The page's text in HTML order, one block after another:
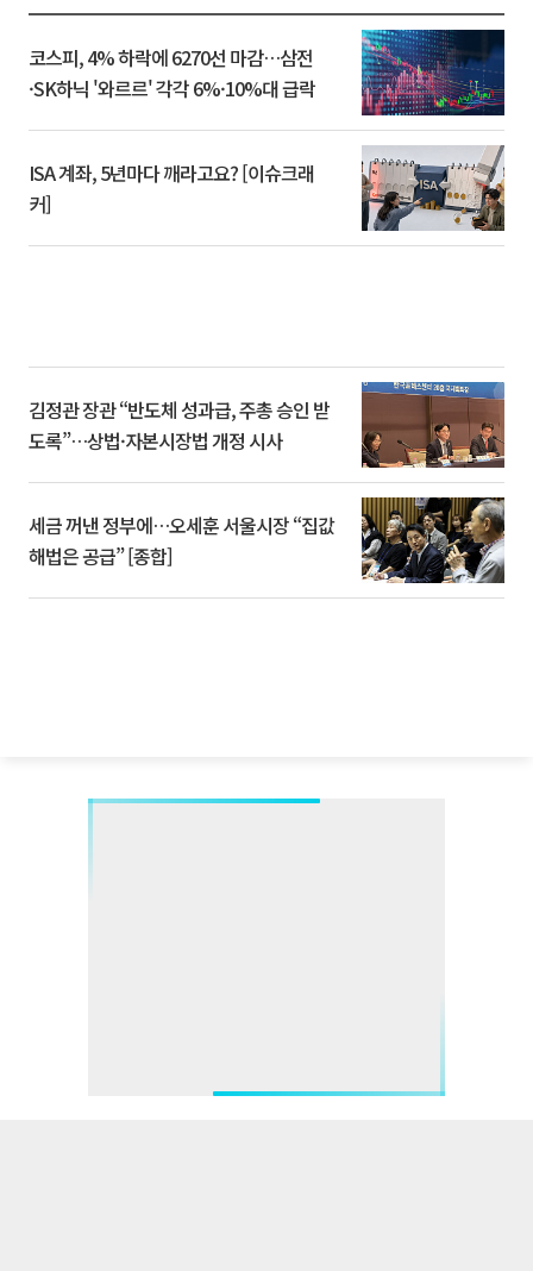
코스피, 4% 하락에 6270선 마감…삼전
·SK하닉 '와르르' 각각 6%·10%대 급락
ISA 계좌, 5년마다 깨라고요? [이슈크래
커]
김정관 장관 “반도체 성과급, 주총 승인 받
도록”…상법·자본시장법 개정 시사
세금 꺼낸 정부에…오세훈 서울시장 “집값
해법은 공급” [종합]